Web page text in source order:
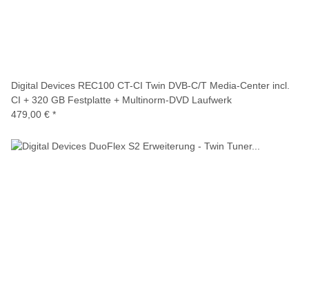
Digital Devices REC100 CT-CI Twin DVB-C/T Media-Center incl.
CI + 320 GB Festplatte + Multinorm-DVD Laufwerk
479,00 € *